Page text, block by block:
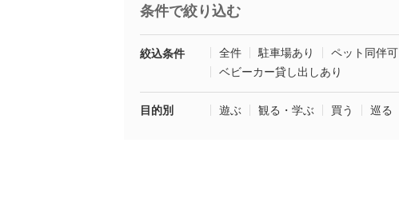
条件で絞り込む
絞込条件 全件 駐車場あり ペット同伴可
ベビーカー貸し出しあり
目的別 遊ぶ 観る・学ぶ 買う 巡る